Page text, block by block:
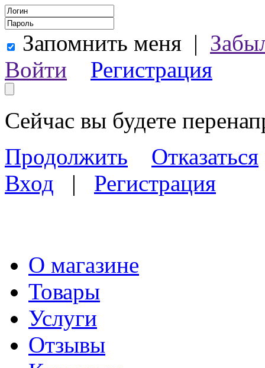
Запомнить меня |
Войти
Регистрация
Сейчас вы будете
Продолжить
Отказаться
Вход | Регистрация
О магазине
Товары
Услуги
Отзывы